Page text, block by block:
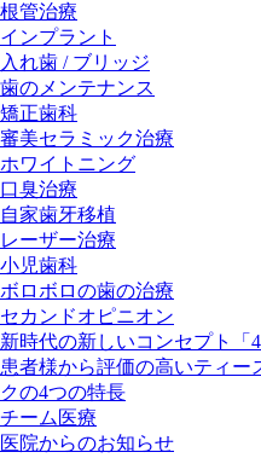
根管治療
インプラント
入れ歯 / ブリッジ
歯のメンテナンス
矯正歯科
審美セラミック治療
ホワイトニング
口臭治療
自家歯牙移植
レーザー治療
小児歯科
ボロボロの歯の治療
セカンドオピニオン
新時代の新しいコンセプト「4
患者様から評価の高いティー
クの4つの特長
チーム医療
医院からのお知らせ